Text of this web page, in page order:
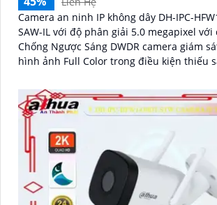
Camera an ninh IP không dây DH-IPC-
SAW-IL với độ phân giải 5.0 megapixel với
Chống Ngược Sáng DWDR camera giám
hình ảnh Full Color trong điều kiện thiếu